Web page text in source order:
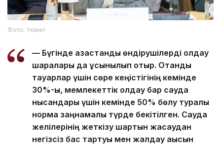
Фото: Үкімет
— Бүгінде қазақстандық өндірушілерді қолдау
шаралары да ұсынылып отыр. Отандық
тауарлар үшін сөре кеңістігінің кемінде
30%-ы, мемлекеттік қолдау бар сауда
нысандары үшін кемінде 50% бөлу туралы
норма заңнамалық түрде бекітілген. Сауда
желілерінің жеткізу шартын жасаудан
негізсіз бас тартуы мен жалдау ақысын